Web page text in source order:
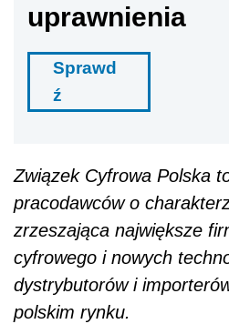
uprawnienia
Sprawd
ź
Związek Cyfrowa Polska
pracodawców o
zrzeszająca największe
cyfrowego i nowych
dystrybutorów i
polskim rynku.